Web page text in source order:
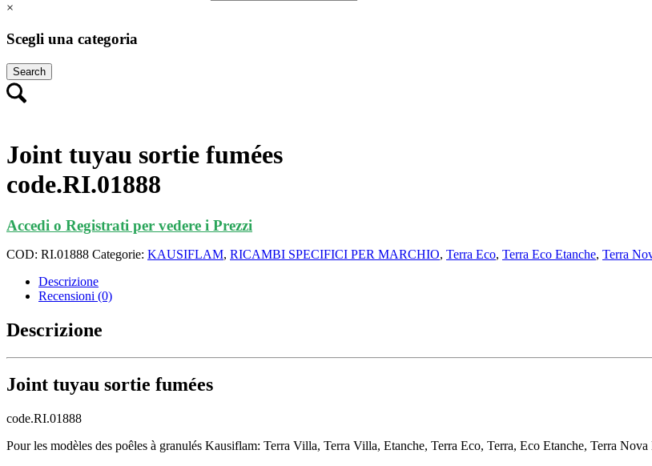
×
Scegli una categoria
Search
Joint tuyau sortie fumées
code.RI.01888
Accedi o Registrati per vedere i Prezzi
COD: RI.01888 Categorie: KAUSIFLAM, RICAMBI SPECIFICI PER MARCHIO, Terra Eco, Terra Eco Etanche, Terra
Descrizione
Recensioni (0)
Descrizione
Joint tuyau sortie fumées
code.RI.01888
Pour les modèles des poêles à granulés Kausiflam: Terra Villa, Terra Villa, Etanche, Terra Eco, Terra, Eco Etanche, Terra Nova